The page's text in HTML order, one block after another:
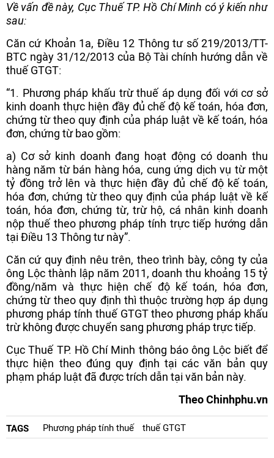
Về vấn đề này, Cục Thuế TP. Hồ Chí Minh có ý kiến như
sau:
Căn cứ Khoản 1a, Điều 12 Thông tư số 219/2013/TT-
BTC ngày 31/12/2013 của Bộ Tài chính hướng dẫn về
thuế GTGT:
“1. Phương pháp khấu trừ thuế áp dụng đối với cơ sở
kinh doanh thực hiện đầy đủ chế độ kế toán, hóa đơn,
chứng từ theo quy định của pháp luật về kế toán, hóa
đơn, chứng từ bao gồm:
a) Cơ sở kinh doanh đang hoạt động có doanh thu
hàng năm từ bán hàng hóa, cung ứng dịch vụ từ một
tỷ đồng trở lên và thực hiện đầy đủ chế độ kế toán,
hóa đơn, chứng từ theo quy định của pháp luật về kế
toán, hóa đơn, chứng từ, trừ hộ, cá nhân kinh doanh
nộp thuế theo phương pháp tính trực tiếp hướng dẫn
tại Điều 13 Thông tư này”.
Căn cứ quy định nêu trên, theo trình bày, công ty của
ông Lộc thành lập năm 2011, doanh thu khoảng 15 tỷ
đồng/năm và thực hiện chế độ kế toán, hóa đơn,
chứng từ theo quy định thì thuộc trường hợp áp dụng
phương pháp tính thuế GTGT theo phương pháp khấu
trừ không được chuyển sang phương pháp trực tiếp.
Cục Thuế TP. Hồ Chí Minh thông báo ông Lộc biết để
thực hiện theo đúng quy định tại các văn bản quy
phạm pháp luật đã được trích dẫn tại văn bản này.
Theo Chinhphu.vn
TAGS Phương pháp tính thuế thuế GTGT